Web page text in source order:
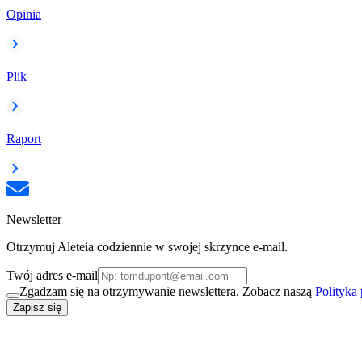
Opinia
Plik
Raport
Newsletter
Otrzymuj Aleteia codziennie w swojej skrzynce e-mail.
Twój adres e-mail
Zgadzam się na otrzymywanie newslettera. Zobacz naszą Polityka
Zapisz się